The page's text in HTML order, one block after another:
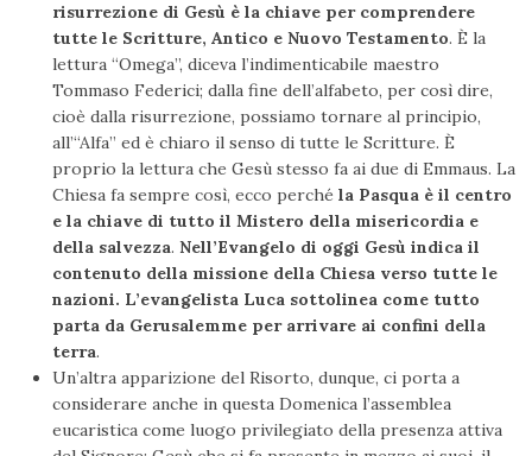
risurrezione di Gesù è la chiave per comprendere
tutte le Scritture, Antico e Nuovo Testamento. È la
lettura “Omega”, diceva l’indimenticabile maestro
Tommaso Federici; dalla fine dell’alfabeto, per così dire,
cioè dalla risurrezione, possiamo tornare al principio,
all’“Alfa” ed è chiaro il senso di tutte le Scritture. È
proprio la lettura che Gesù stesso fa ai due di Emmaus. La
Chiesa fa sempre così, ecco perché la Pasqua è il centro
e la chiave di tutto il Mistero della misericordia e
della salvezza. Nell’Evangelo di oggi Gesù indica il
contenuto della missione della Chiesa verso tutte le
nazioni. L’evangelista Luca sottolinea come tutto
parta da Gerusalemme per arrivare ai confini della
terra.
Un’altra apparizione del Risorto, dunque, ci porta a
considerare anche in questa Domenica l’assemblea
eucaristica come luogo privilegiato della presenza attiva